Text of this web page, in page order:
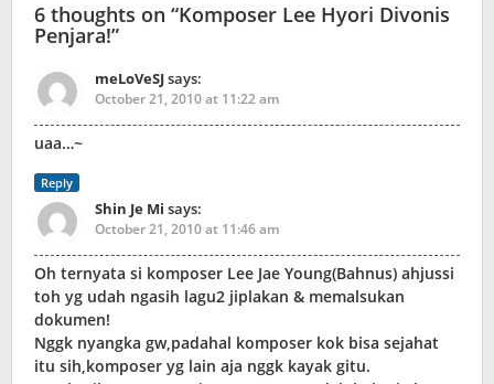
6 thoughts on “Komposer Lee Hyori Divonis
Penjara!”
meLoVeSJsays:
October 21, 2010 at 11:22 am
uaa…~
Reply
Shin Je Mi says:
October 21, 2010 at 11:46 am
Oh ternyata si komposer Lee Jae Young(Bahnus) ahjussi
toh yg udah ngasih lagu2 jiplakan & memalsukan
dokumen!
Nggk nyangka gw,padahal komposer kok bisa sejahat
itu sih,komposer yg lain aja nggk kayak gitu.